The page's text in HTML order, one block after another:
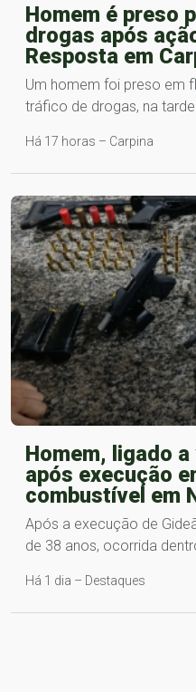
Homem é preso
drogas após
Resposta em
Um homem foi preso em
tráfico de drogas, na tarde
Há 17 horas – Carpina
Homem, ligado
após execução
combustível em
Após a execução de
de 38 anos, ocorrida
Há 1 dia – Destaques